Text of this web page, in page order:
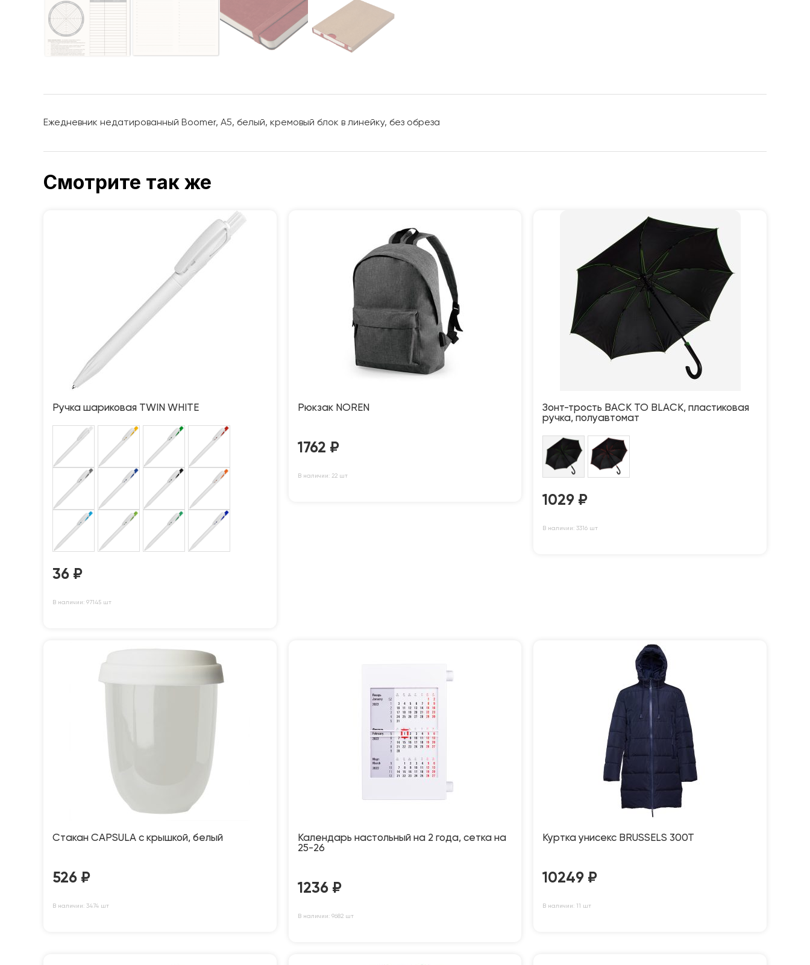
Ежедневник недатированный Boomer, А5, белый, кремовый блок в линейку, без обреза
Смотрите так же
Ручка шариковая TWIN WHITE
36 ₽
В наличии: 97145 шт
Рюкзак NOREN
1762 ₽
В наличии: 22 шт
Зонт-трость BACK TO BLACK, пластиковая
ручка, полуавтомат
1029 ₽
В наличии: 3316 шт
Стакан CAPSULA с крышкой, белый
526 ₽
В наличии: 3474 шт
Календарь настольный на 2 года, сетка на
25-26
1236 ₽
В наличии: 9682 шт
Куртка унисекс BRUSSELS 300T
10249 ₽
В наличии: 11 шт